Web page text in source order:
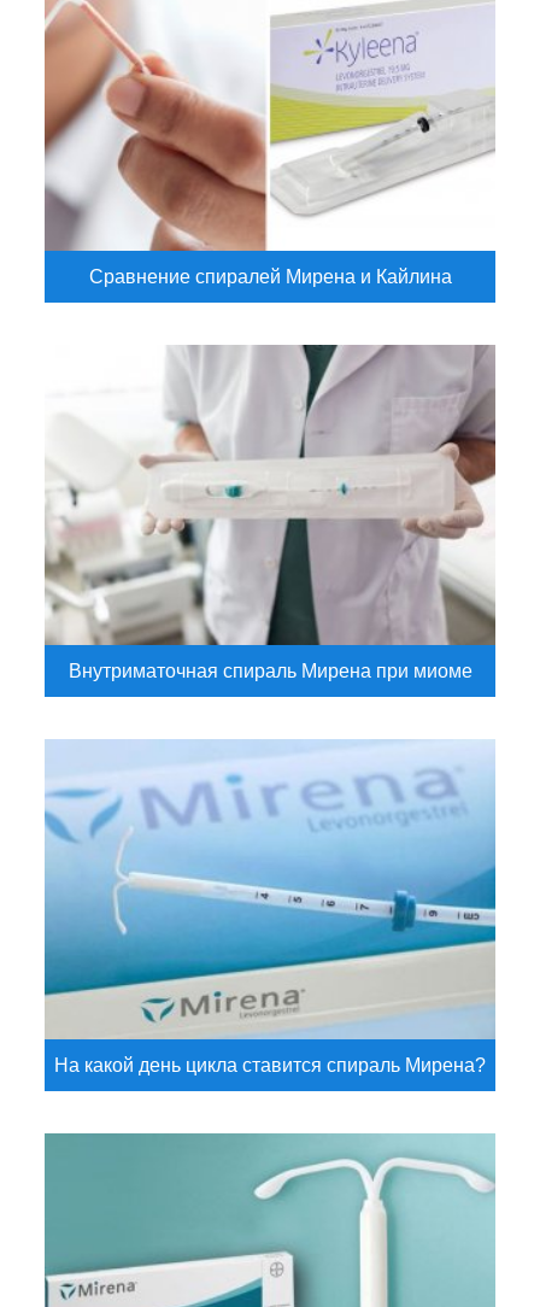
Сравнение спиралей Мирена и Кайлина
Внутриматочная спираль Мирена при миоме
На какой день цикла ставится спираль Мирена?